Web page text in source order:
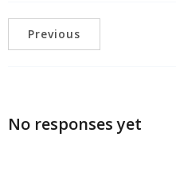
Previous
No responses yet